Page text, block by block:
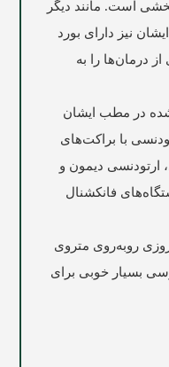
است. مانند دیگر
نیز دارای بورد
درمان‌ها را به
در مطب ایشان
با براکت‌های
ارتودنسی دیمون و
فانکشنال
روبه‌روی متروی
بسیار خوبی برای